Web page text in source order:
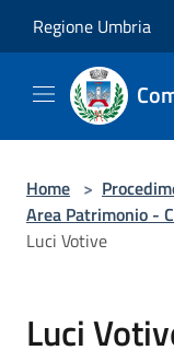
Regione Umbria
Home >
Area Patrimonio -
Luci Votive
Luci